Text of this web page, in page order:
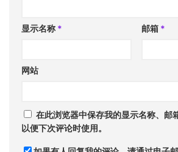
显示名称 * 邮箱 *
网站
在此浏览器中保存我的显示名称、邮
以便下次评论时使用。